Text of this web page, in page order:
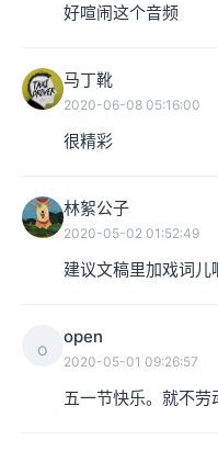
好喧闹这个音频
马丁靴
2020-06-08 05:16:00
很精彩
林絮公子
2020-05-02 01:52:49
建议文稿里加戏词
o
open
2020-05-01 09:26:57
五一节快乐。就不劳